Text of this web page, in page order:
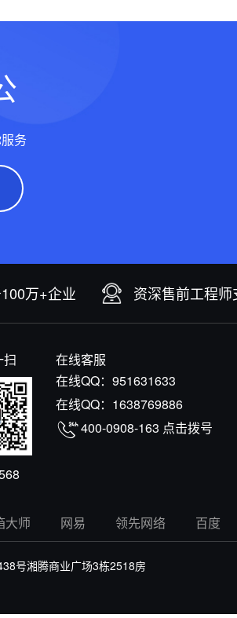
务
万+企业 资深售前工程师
扫
在线客服
在线QQ： 951631633
在线QQ： 1638769886
400-0908-163 点击拨号
大师 网易 领先网络 百度
号湘腾商业广场3栋2518房